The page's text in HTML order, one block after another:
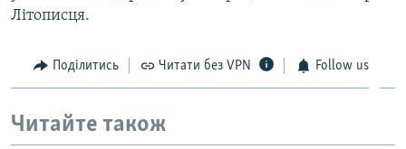
Літописця.
Поділитись Читати без VPN Follow us
Читайте також